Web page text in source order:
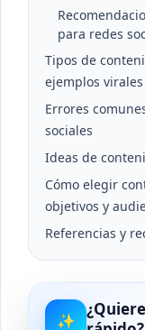
para redes
Tipos de
ejemplos
Errores
sociales
Ideas de
Cómo elegir
objetivos y
Referencias y
✨